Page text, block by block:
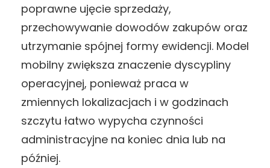
poprawne ujęcie sprzedaży,
przechowywanie dowodów zakupów oraz
utrzymanie spójnej formy ewidencji. Model
mobilny zwiększa znaczenie dyscypliny
operacyjnej, ponieważ praca w
zmiennych lokalizacjach i w godzinach
szczytu łatwo wypycha czynności
administracyjne na koniec dnia lub na
później.